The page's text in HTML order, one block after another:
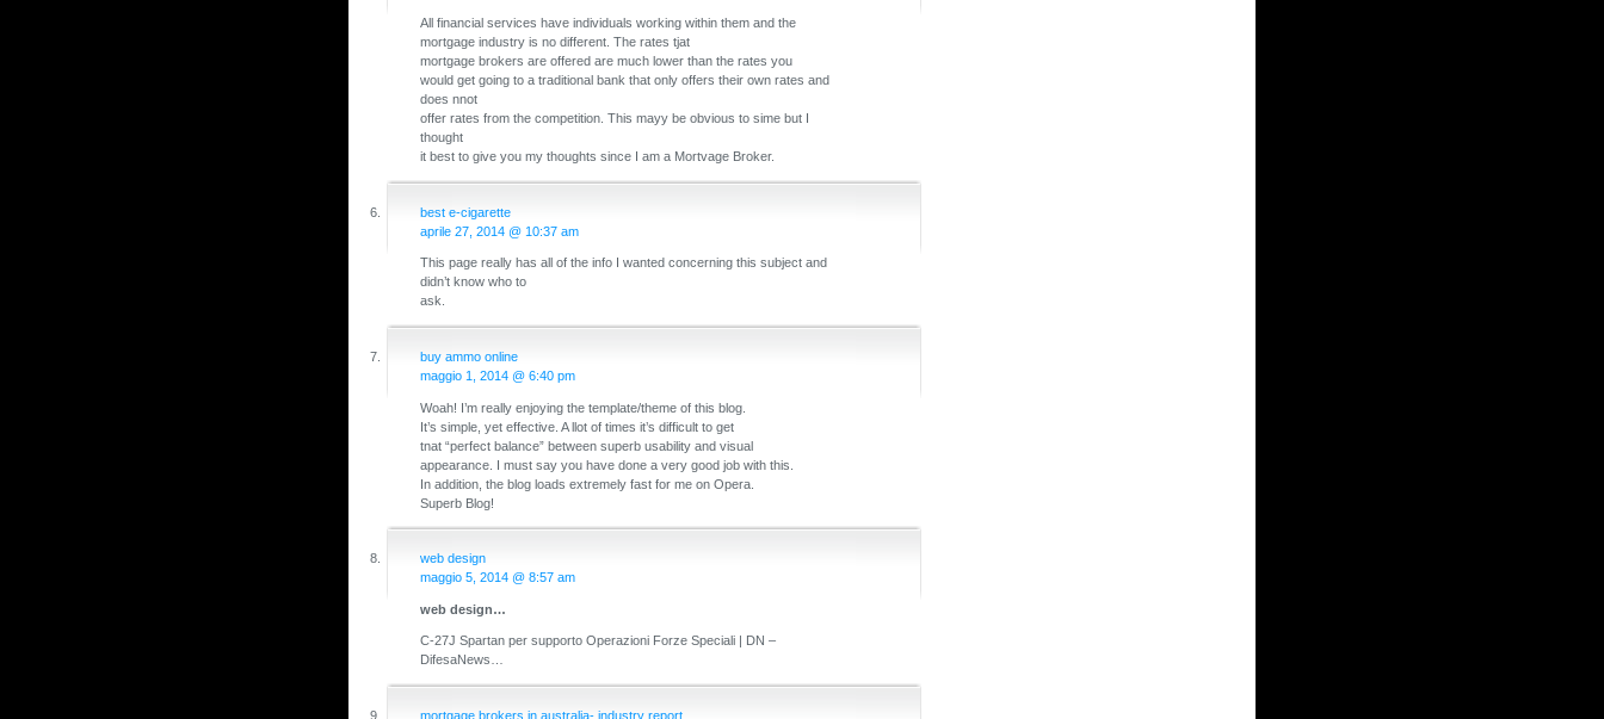
All financial services have individuals working within them and the
mortgage industry is no different. The rates tjat
mortgage brokers are offered are much lower than the rates you
would get going to a traditional bank that only offers their own rates and
does nnot
offer rates from the competition. This mayy be obvious to sime but I
thought
it best to give you my thoughts since I am a Mortvage Broker.
best e-cigarette
aprile 27, 2014 @ 10:37 am
This page really has all of the info I wanted concerning this subject and
didn’t know who to
ask.
buy ammo online
maggio 1, 2014 @ 6:40 pm
Woah! I’m really enjoying the template/theme of this blog.
It’s simple, yet effective. A llot of times it’s difficult to get
tnat “perfect balance” between superb usability and visual
appearance. I must say you have done a very good job with this.
In addition, the blog loads extremely fast for me on Opera.
Superb Blog!
web design
maggio 5, 2014 @ 8:57 am
web design…
C-27J Spartan per supporto Operazioni Forze Speciali | DN –
DifesaNews…
mortgage brokers in australia- industry report